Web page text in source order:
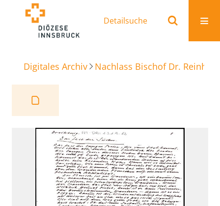
Detailsuche
Digitales Archiv Nachlass Bischof Dr.